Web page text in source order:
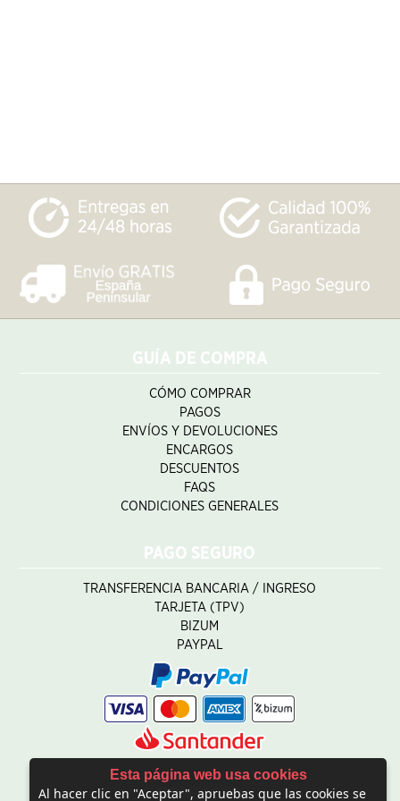
GUÍA DE COMPRA
CÓMO COMPRAR
PAGOS
ENVÍOS Y DEVOLUCIONES
ENCARGOS
DESCUENTOS
FAQS
CONDICIONES GENERALES
PAGO SEGURO
TRANSFERENCIA BANCARIA / INGRESO
TARJETA (TPV)
BIZUM
PAYPAL
CONTACTO
Esta página web usa cookies
Al hacer clic en "Aceptar", apruebas que las cookies se